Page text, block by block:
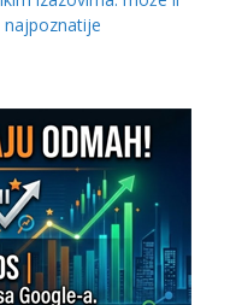
najpoznatije